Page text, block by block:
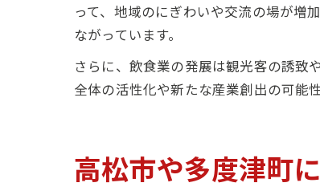
って、地域のにぎわいや交流の場が増
ながっています。
さらに、飲食業の発展は観光客の誘致
全体の活性化や新たな産業創出の可能
高松市や多度津町